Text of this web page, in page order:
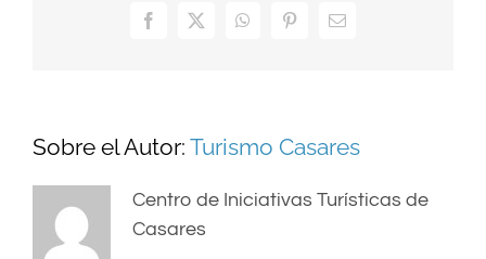
Facebook
X WhatsAppPinterestCorreo
Sobre el Autor: Turismo Casares
Centro de Iniciativas Turísticas de
Casares